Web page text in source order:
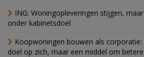
ING: Woningopleveringen stijgen,
onder kabinetsdoel
Koopwoningen bouwen als corporatie:
doel op zich, maar een middel om